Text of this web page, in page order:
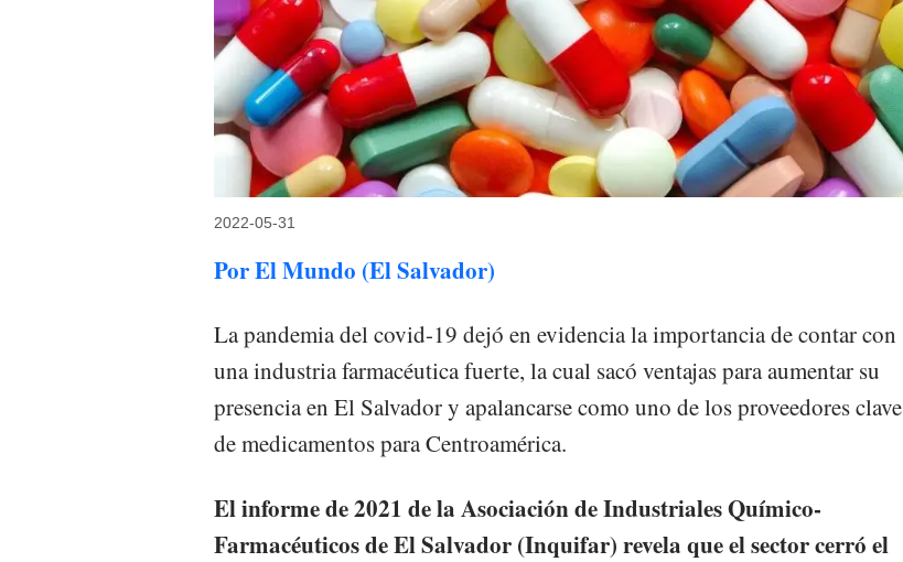
2022-05-31
Por El Mundo (El Salvador)
La pandemia del covid-19 dejó en evidencia la importancia de contar con
una industria farmacéutica fuerte, la cual sacó ventajas para aumentar su
presencia en El Salvador y apalancarse como uno de los proveedores clave
de medicamentos para Centroamérica.
El informe de 2021 de la Asociación de Industriales Químico-
Farmacéuticos de El Salvador (Inquifar) revela que el sector cerró el